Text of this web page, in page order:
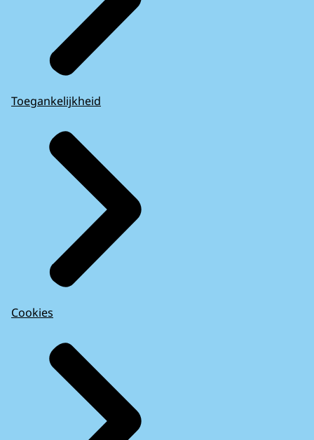
Toegankelijkheid
Cookies